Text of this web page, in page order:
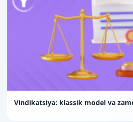
Vindikatsiya: klassik model va